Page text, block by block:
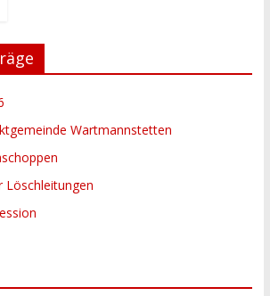
Wartmannstetten
Löschleitungen